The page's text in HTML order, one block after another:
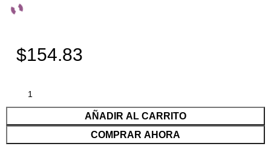
$154.83
AÑADIR AL CARRITO
COMPRAR AHORA